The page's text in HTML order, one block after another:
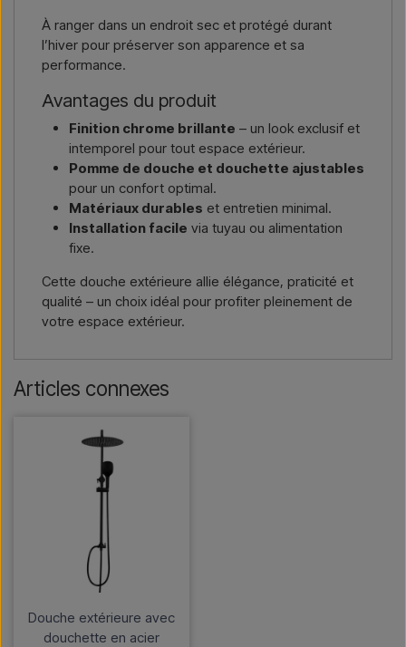
À ranger dans un endroit sec et protégé durant
l’hiver pour préserver son apparence et sa
performance.
Avantages du produit
Finition chrome brillante – un look exclusif et
intemporel pour tout espace extérieur.
Pomme de douche et douchette ajustables
pour un confort optimal.
Matériaux durables et entretien minimal.
Installation facile via tuyau ou alimentation
fixe.
Cette douche extérieure allie élégance, praticité et
qualité – un choix idéal pour profiter pleinement de
votre espace extérieur.
Articles connexes
Douche extérieure avec
douchette en acier